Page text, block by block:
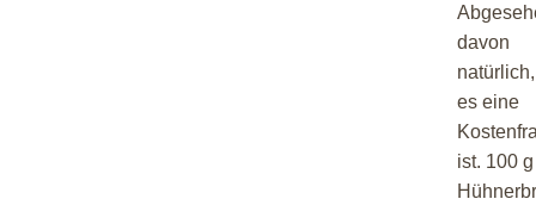
davon
es eine
ist. 100 g